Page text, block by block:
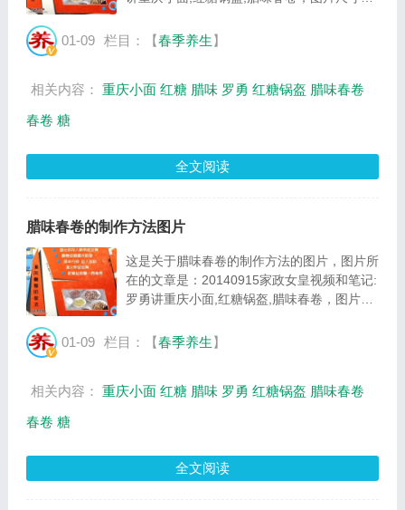
47566Byte。...
01-09 栏目：【春季养生】
相关内容： 重庆小面 红糖 腊味 罗勇 红糖锅盔 腊味春卷
春卷 糖
全文阅读
腊味春卷的制作方法图片
这是关于腊味春卷的制作方法的图片，图片所
在的文章是：20140915家政女皇视频和笔记:
罗勇讲重庆小面,红糖锅盔,腊味春卷，图片尺
51097Byte。...
01-09 栏目：【春季养生】
相关内容： 重庆小面 红糖 腊味 罗勇 红糖锅盔 腊味春卷
春卷 糖
全文阅读